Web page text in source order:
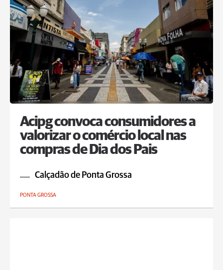
Acipg convoca consumidores a
valorizar o comércio local nas
compras de Dia dos Pais
Calçadão de Ponta Grossa
PONTA GROSSA